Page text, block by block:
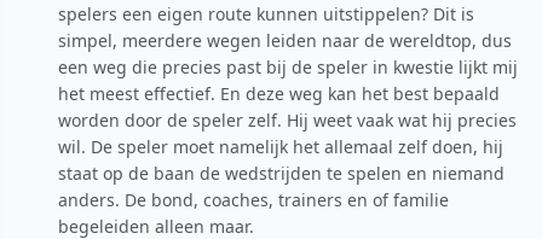
spelers een eigen route kunnen uitstippelen? Dit is
simpel, meerdere wegen leiden naar de wereldtop, dus
een weg die precies past bij de speler in kwestie lijkt mij
het meest effectief. En deze weg kan het best bepaald
worden door de speler zelf. Hij weet vaak wat hij precies
wil. De speler moet namelijk het allemaal zelf doen, hij
staat op de baan de wedstrijden te spelen en niemand
anders. De bond, coaches, trainers en of familie
begeleiden alleen maar.